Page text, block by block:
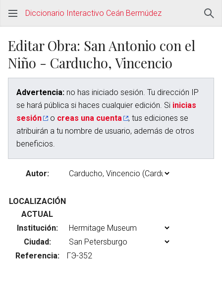
Diccionario Interactivo Ceán Bermúdez
Editar Obra: San Antonio con el
Niño - Carducho, Vincencio
Advertencia: no has iniciado sesión. Tu dirección IP
se hará pública si haces cualquier edición. Si inicias
sesión
o creas una cuenta
, tus ediciones se
atribuirán a tu nombre de usuario, además de otros
beneficios.
Autor:
LOCALIZACIÓN
ACTUAL
Institución:
Ciudad:
Referencia: